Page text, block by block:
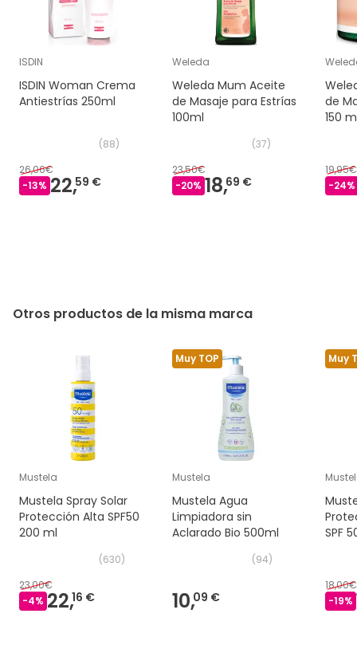
ISDIN
ISDIN Woman Crema
Antiestrías 250ml
(88)
26,06€
-13% 22,59 €
Weleda
Weleda Mum Aceite
de Masaje para Estrías
100ml
(37)
23,50€
-20% 18,69 €
de
150
19,95€
-24%
Otros productos de la misma marca
Mustela
Mustela Spray Solar
Protección Alta SPF50
200 ml
(630)
23,00€
-4% 22,16 €
Muy TOP
Mustela
Mustela Agua
Limpiadora sin
Aclarado Bio 500ml
(94)
10,09 €
Muy
SPF
18,00€
-19%